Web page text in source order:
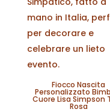
Fiocco Nascita
Personalizzato
Cuore Lisa Simpson
Rosa